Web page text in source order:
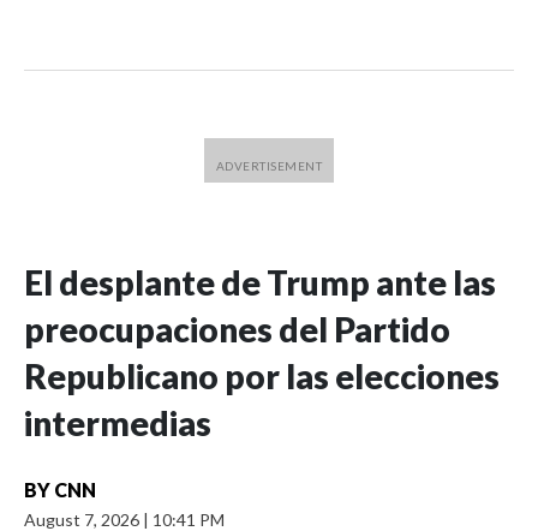
El desplante de Trump ante las
preocupaciones del Partido
Republicano por las elecciones
intermedias
BY CNN
August 7, 2026 | 10:41 PM